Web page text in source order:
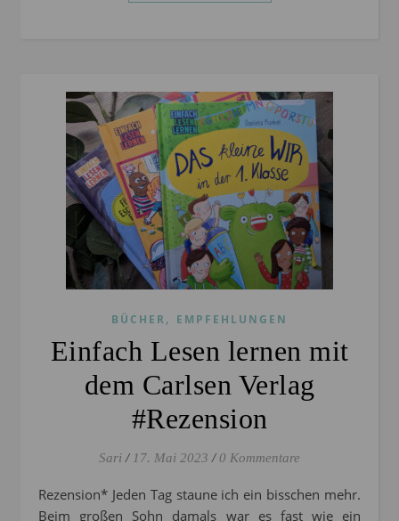
BÜCHER, EMPFEHLUNGEN
Einfach Lesen lernen mit
dem Carlsen Verlag
#Rezension
Sari / 17. Mai 2023 / 0 Kommentare
Rezension* Jeden Tag staune ich ein bisschen mehr.
Beim großen Sohn damals war es fast wie ein